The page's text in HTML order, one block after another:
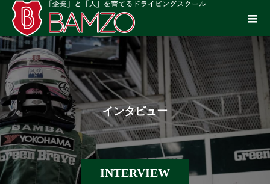
INTERVIEW
インタビュー